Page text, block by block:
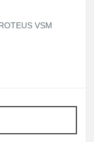
VSM